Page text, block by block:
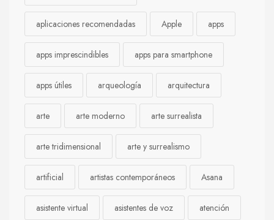
aplicaciones recomendadas Apple apps
apps imprescindibles apps para smartphone
apps útiles arqueología arquitectura
arte arte moderno arte surrealista
arte tridimensional arte y surrealismo
artificial artistas contemporáneos Asana
asistente virtual asistentes de voz atención